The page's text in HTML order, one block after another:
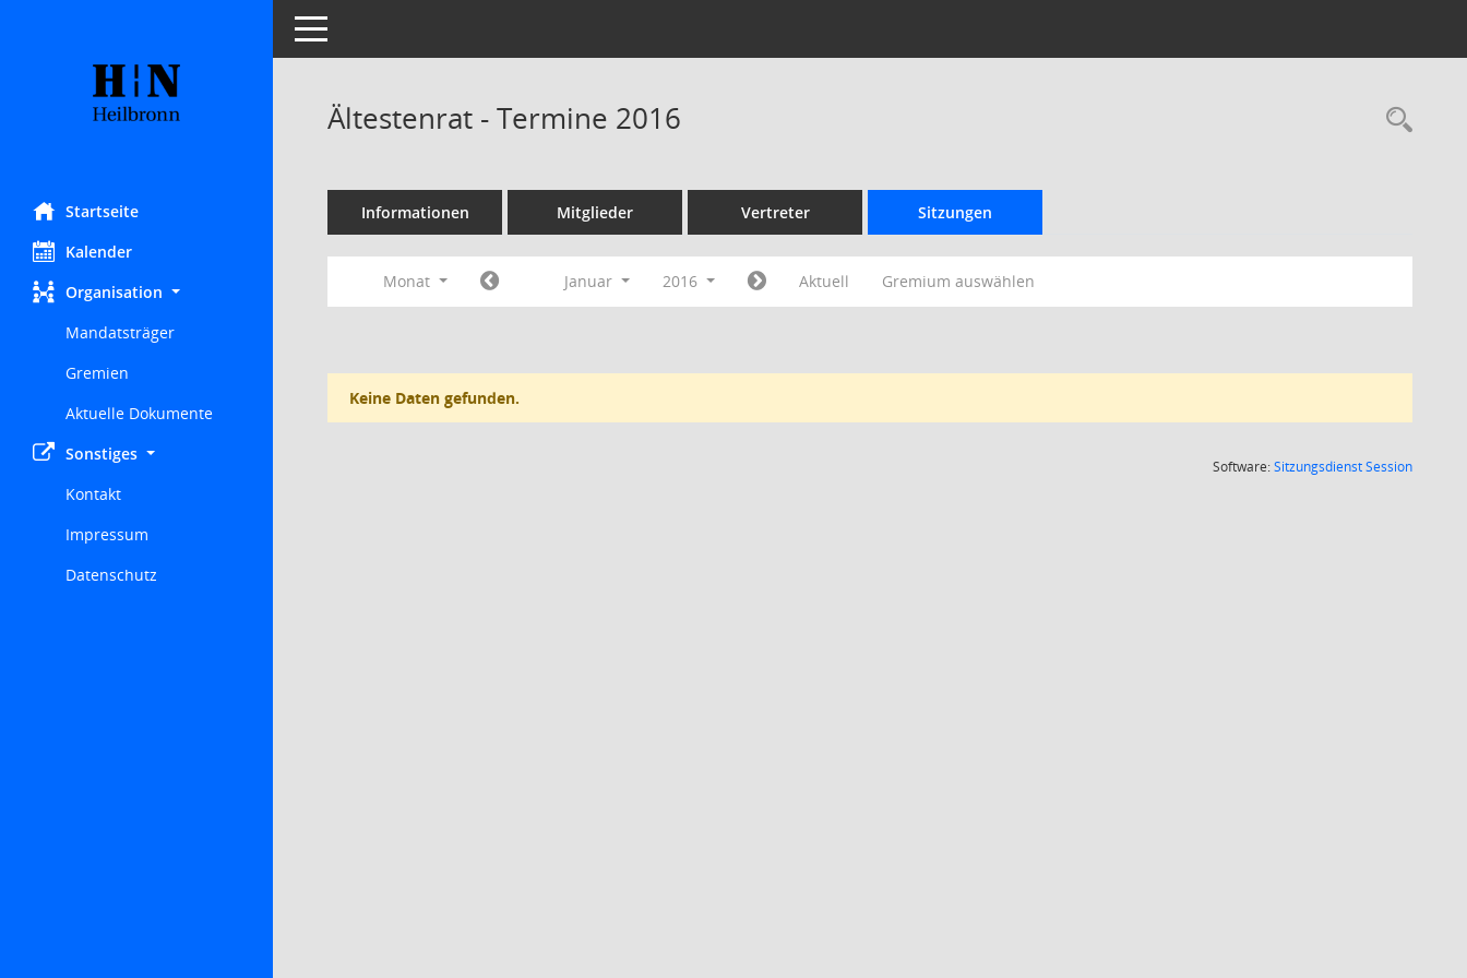
Startseite
Kalender
Organisation
Mandatsträger
Gremien
Aktuelle Dokumente
Sonstiges
Kontakt
Impressum
Datenschutz
Toggle navigation
Ältestenrat - Termine 2016
Informationen Mitglieder Vertreter Sitzungen
Monat Januar 2016 Aktuell Gremium auswählen
Keine Daten gefunden.
Software:SitzungsdienstSession(Wird in